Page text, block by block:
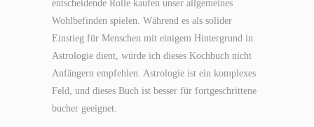
entscheidende Rolle kaufen unser allgemeines
Wohlbefinden spielen. Während es als solider
Einstieg für Menschen mit einigem Hintergrund in
Astrologie dient, würde ich dieses Kochbuch nicht
Anfängern empfehlen. Astrologie ist ein komplexes
Feld, und dieses Buch ist besser für fortgeschrittene
bucher geeignet.